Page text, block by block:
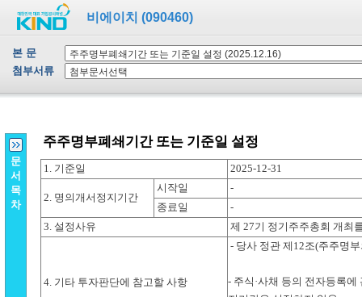
비에이치 (090460)
본 문
첨부서류
문
서
목
차